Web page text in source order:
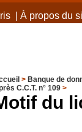
| À propos du
> Banque de
C.C.T. n° 109>
du